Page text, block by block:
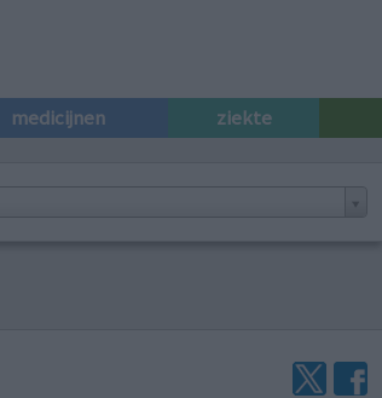
medicijnen ziekte